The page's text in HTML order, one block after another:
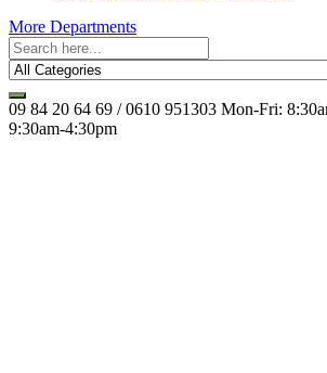
More Departments
09 84 20 64 69 / 0610 951303 Mon-Fri:
9:30am-4:30pm